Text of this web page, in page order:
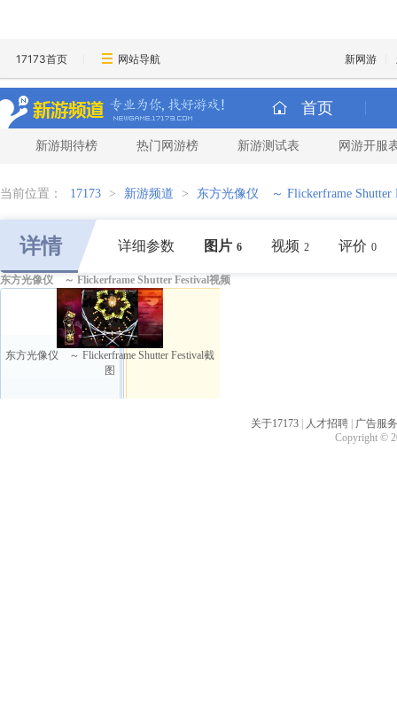
17173首页 网站导航 新网游
首页
新游期待榜 热门网游榜 新游测试表 网游开服
当前位置： 17173 > 新游频道 > 东方光像仪 ～ Flickerframe Shutter
详情 详细参数 图片 6 视频 2 评价 0
东方光像仪 ～ Flickerframe Shutter Festival视频
东方光像仪 ～ Flickerframe Shutter Festival截
图
关于17173 人才招聘
广告服务
Copyright ©